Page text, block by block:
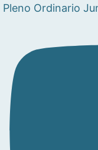
Pleno Ordinario